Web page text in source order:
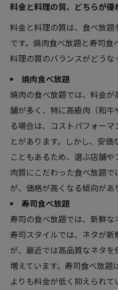
料金と料理の質、どちらが優
料金と料理の質は、食べ放
です。焼肉食べ放題と寿司食
料理の質のバランスがどうな
焼肉食べ放題
焼肉の食べ放題では、料金
舗が多く、特に高級肉（和
る場合は、コストパフォー
とがあります。しかし、安
こともあるため、選ぶ店舗や
肉質にこだわった食べ放題
が、価格が高くなる傾向があ
寿司食べ放題
寿司の食べ放題では、新鮮
寿司スタイルでは、ネタが
が、最近では高品質なネタ
増えています。寿司食べ放
よりも料金が低く抑えられ